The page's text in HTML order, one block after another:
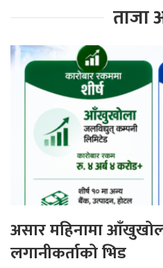
ताजा
असार महिनामा
लगानीकर्ताको भिड